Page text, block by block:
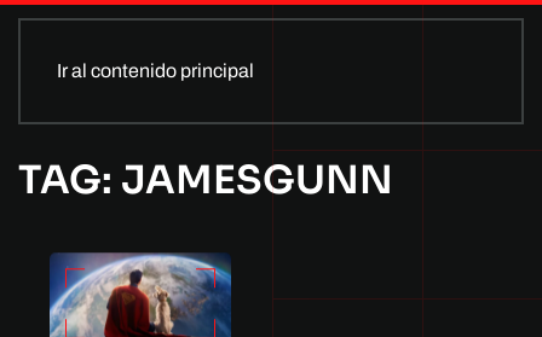
Ir al contenido principal
TAG: JAMESGUNN